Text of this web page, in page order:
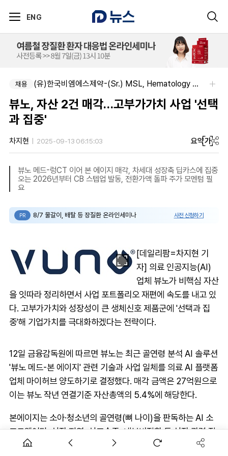
ENG
채용 (유)한국비엠에스제약-(Sr.) MSL, Hematology (Permanent)
뷰노, 자산 2건 매각…고부가가치 사업 '선택
과 집중'
차지현 2025-09-13 06:15:03 요약가
뷰노 메드-렁CT 이어 본 에이지 매각, 차세대 성장축 딥카스에 집중
오는 2026년부터 CB 스텝업 발동, 전환가액 돌파 주가 모멘텀 필
요
PR 8/7 물갈이, 배탈 등 장질환 온라인세미나 사전 신청하기
[데일리팜=차지현 기
자] 의료 인공지능(AI)
업체 뷰노가 비핵심 자산
을 잇따라 정리하면서 사업 포트폴리오 재편에 속도를 내고 있
다. 고부가가치와 성장성이 큰 생체신호 제품군에 '선택과 집
중'해 기업가치를 극대화하겠다는 전략이다.
12일 금융감독원에 따르면 뷰노는 최근 골연령 분석 AI 솔루션
'뷰노 메드-본 에이지' 관련 기술과 사업 일체를 의료 AI 플랫폼
업체 마이허브 양도하기로 결정했다. 매각 금액은 27억원으로
이는 뷰노 작년 연결기준 자산총액의 5.4%에 해당한다.
본에이지는 소아·청소년의 골연령(뼈 나이)을 판독하는 AI 소
프트웨어다. 성장 지연, 성조숙증, 내분비질환 등 성장 관련 질
환의 진단을 돕는다. 국내에서 가장 처음으로 식품의약품안전